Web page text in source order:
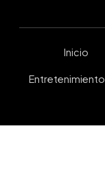
Inicio
Entretenimiento